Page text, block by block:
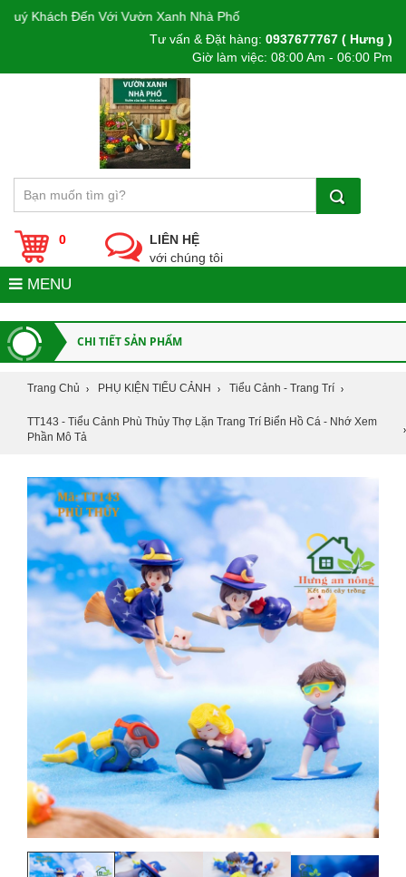
Đến Với Vườn Xanh Nhà Phố
Tư vấn & Đặt hàng: 0937677767 ( Hưng )
Giờ làm việc: 08:00 Am - 06:00 Pm
0
LIÊN HỆ
với chúng tôi
MENU
CHI TIẾT SẢN PHẨM
Trang Chủ PHỤ KIỆN TIỂU CẢNH Tiểu Cảnh - Trang Trí
TT143 - Tiểu Cảnh Phù Thủy Thợ Lặn Trang Trí Biển Hồ Cá - Nhớ Xem
Phần Mô Tả